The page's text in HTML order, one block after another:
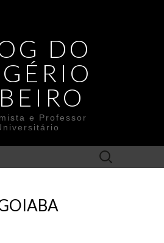
DO
e Professor
Search
for: